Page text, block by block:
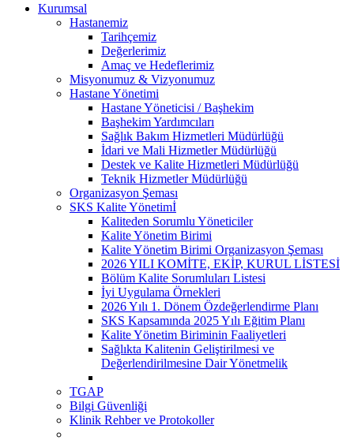
Kurumsal
Hastanemiz
Tarihçemiz
Değerlerimiz
Amaç ve Hedeflerimiz
Misyonumuz & Vizyonumuz
Hastane Yönetimi
Hastane Yöneticisi / Başhekim
Başhekim Yardımcıları
Sağlık Bakım Hizmetleri Müdürlüğü
İdari ve Mali Hizmetler Müdürlüğü
Destek ve Kalite Hizmetleri Müdürlüğü
Teknik Hizmetler Müdürlüğü
Organizasyon Şeması
SKS Kalite Yönetimİ
Kaliteden Sorumlu Yöneticiler
Kalite Yönetim Birimi
Kalite Yönetim Birimi Organizasyon Şeması
2026 YILI KOMİTE, EKİP, KURUL LİSTESİ
Bölüm Kalite Sorumluları Listesi
İyi Uygulama Örnekleri
2026 Yılı 1. Dönem Özdeğerlendirme Planı
SKS Kapsamında 2025 Yılı Eğitim Planı
Kalite Yönetim Biriminin Faaliyetleri
Sağlıkta Kalitenin Geliştirilmesi ve
Değerlendirilmesine Dair Yönetmelik
TGAP
Bilgi Güvenliği
Klinik Rehber ve Protokoller